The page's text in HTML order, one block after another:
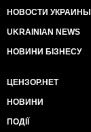
НОВОСТИ УКРАИНЫ
UKRAINIAN NEWS
НОВИНИ БІЗНЕСУ
ЦЕНЗОР.НЕТ
НОВИНИ
ПОДІЇ